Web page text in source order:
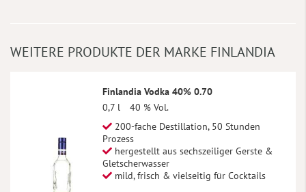
WEITERE PRODUKTE DER MARKE FINLANDIA
Finlandia Vodka 40% 0.70
0,7 l
40 % Vol.
200-fache Destillation, 50 Stunden
Prozess
hergestellt aus sechszeiliger Gerste &
Gletscherwasser
mild, frisch & vielseitig für Cocktails